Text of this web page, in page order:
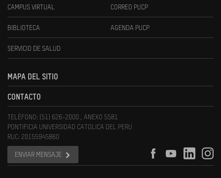
CAMPUS VIRTUAL CORREO PUCP
BIBLIOTECA AGENDA PUCP
SERVICIO DE SALUD
MAPA DEL SITIO
CONTACTO
TELÉFONO: (51) 626-2000 , ANEXO 5581
PONTIFICIA UNIVERSIDAD CATOLICA DEL PERU
RUC: 20155945860
ENVIAR MENSAJE